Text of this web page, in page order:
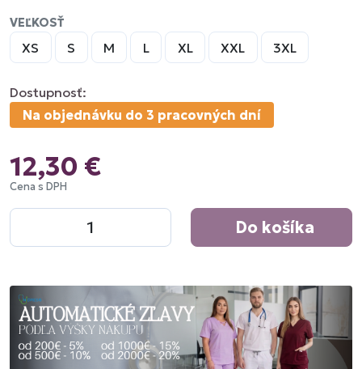
VEĽKOSŤ
XS S M L XL XXL 3XL
Dostupnosť:
Na objednávku do 3 pracovných dní
12,30 €
Cena s DPH
Do košíka